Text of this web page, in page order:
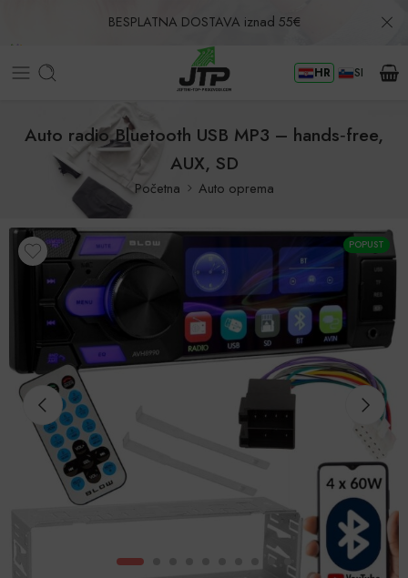
BESPLATNA DOSTAVA iznad 55€
Povrat u roku od 30 dana! HR SI
Auto radio Bluetooth USB MP3 – hands‑free,
AUX, SD
Početna Auto oprema
POPUST